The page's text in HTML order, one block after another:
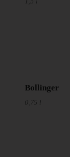
Bollinger
0,75 l